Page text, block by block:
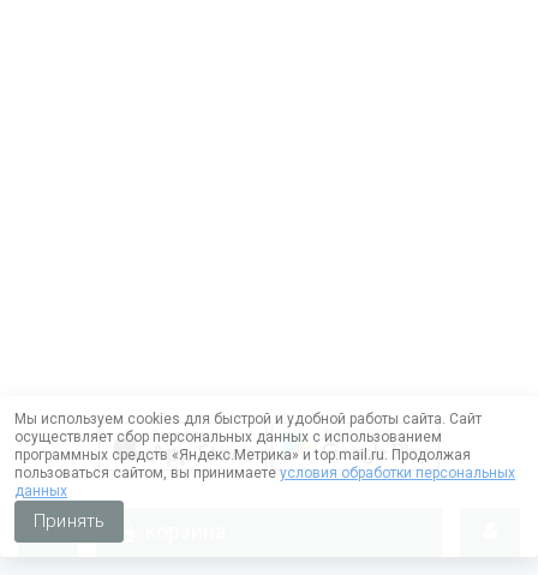
Мы используем cookies для быстрой и удобной работы сайта. Сайт
осуществляет сбор персональных данных с использованием
программных средств «Яндекс.Метрика» и top.mail.ru. Продолжая
пользоваться сайтом, вы принимаете условия обработки персональных
данных
Принять